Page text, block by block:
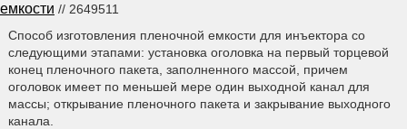
емкости // 2649511
Способ изготовления пленочной емкости для инъектора со
следующими этапами: установка оголовка на первый торцевой
конец пленочного пакета, заполненного массой, причем
оголовок имеет по меньшей мере один выходной канал для
массы; открывание пленочного пакета и закрывание выходного
канала.